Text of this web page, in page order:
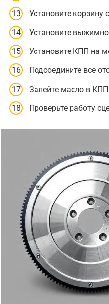
Установите корзину
Установите
Установите КПП на
Подсоедините все
Залейте масло в КПП.
Проверьте работу